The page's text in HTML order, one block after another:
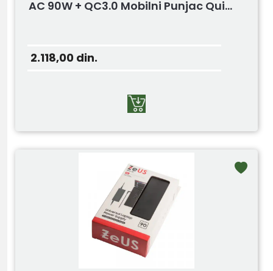
AC 90W + QC3.0 Mobilni Punjac Qui...
2.118,00 din.